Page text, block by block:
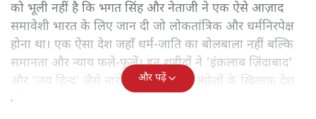
को भूली नहीं है कि भगत सिंह और नेताजी ने एक ऐसे आज़ाद
समावेशी भारत के लिए जान दी जो लोकतांत्रिक और धर्मनिरपेक्ष
होना था। एक ऐसा देश जहाँ धर्म-जाति का बोलबाला नहीं बल्कि
समानता और न्याय फले-फूलें। इन शहीदों ने 'इंक़लाब ज़िंदाबाद'
और 'जय हिन्द' जैसे नारों की ललकार से अंग्रेज़ों के ख़िलाफ़ देश
की जनता को लामबंद किया था।
और पढ़ें